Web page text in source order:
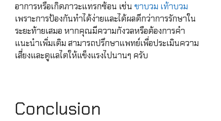
อาการหรือเกิดภาวะแทรกซ้อน เช่น ขาบวม เท้าบวม
เพราะการป้องกันทำได้ง่ายและได้ผลดีกว่าการรักษาใน
ระยะท้ายเสมอ หากคุณมีความกังวลหรือต้องการคำ
แนะนำเพิ่มเติม สามารถปรึกษาแพทย์เพื่อประเมินความ
เสี่ยงและดูแลไตให้แข็งแรงไปนานๆ ครับ
Conclusion